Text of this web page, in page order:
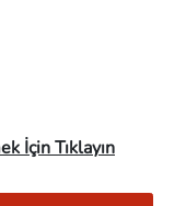
İçin Tıklayın